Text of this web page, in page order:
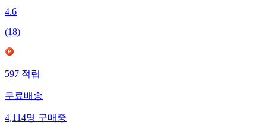
4.6
(18)
597적립
무료배송
4,114명구매중